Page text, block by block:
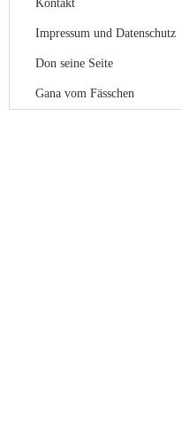
Kontakt
Impressum und Datenschutz
Don seine Seite
Gana vom Fässchen